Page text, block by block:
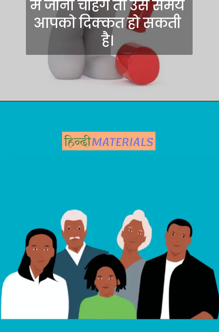
में जाना चाहेंगे तो उस समय
आपको दिक्कत हो सकती
है।